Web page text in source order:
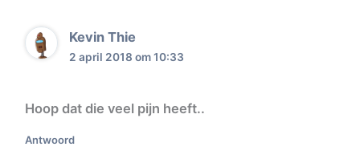
Kevin Thie
2 april 2018 om 10:33
Hoop dat die veel pijn heeft..
Antwoord